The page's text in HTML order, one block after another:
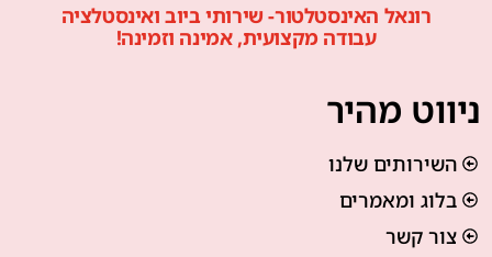
רונאל האינסטלטור- שירותי ביוב ואינסטלציה
עבודה מקצועית, אמינה וזמינה!
ניווט מהיר
השירותים שלנו
בלוג ומאמרים
צור קשר